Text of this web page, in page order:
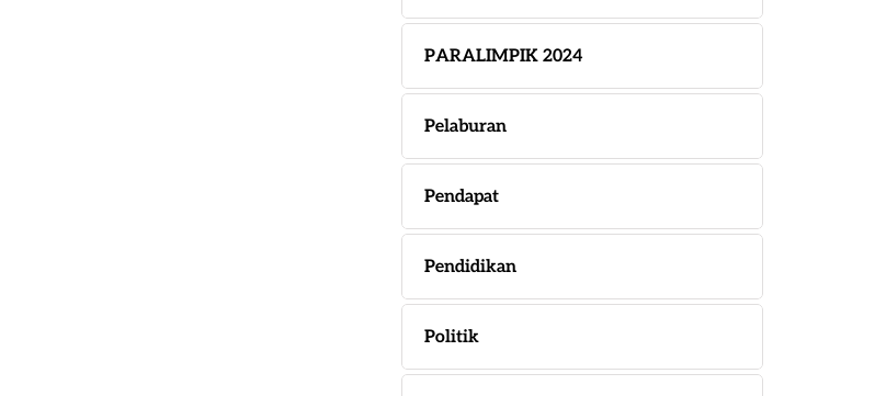
PARALIMPIK 2024
Pelaburan
Pendapat
Pendidikan
Politik